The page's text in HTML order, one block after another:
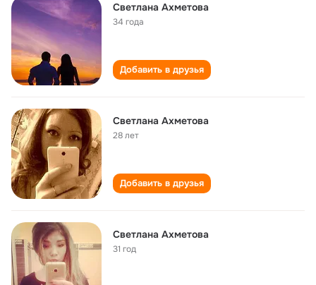
Светлана Ахметова
34 года
Добавить в друзья
Светлана Ахметова
28 лет
Добавить в друзья
Светлана Ахметова
31 год